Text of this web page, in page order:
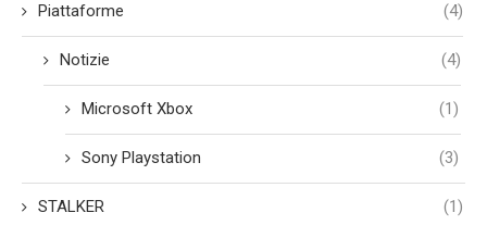
Piattaforme (4)
Notizie (4)
Microsoft Xbox (1)
Sony Playstation (3)
STALKER (1)